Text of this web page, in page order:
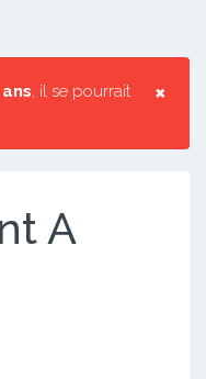
×
, il se pourrait
A